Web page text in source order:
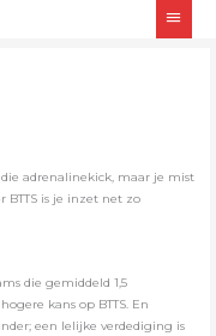
Main
adrenalinekick, maar je mist
BTTS is je inzet net zo
die gemiddeld 1,5
kans op BTTS. En
een lelijke verdediging is